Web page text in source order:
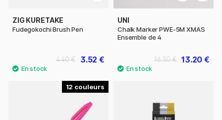
ZIG KURETAKE
Fudegokochi Brush Pen
3.52 €
4.40 €
UNI
Chalk Marker PWE-5M XMAS
Ensemble de 4
13.20 €
16.50 €
12